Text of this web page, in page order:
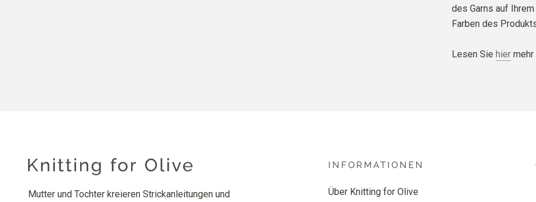
des Garns auf
Farben des
Lesen Sie hier mehr
Mutter und Tochter kreieren Strickanleitungen und
INFORMATIONEN
Über Knitting for Olive